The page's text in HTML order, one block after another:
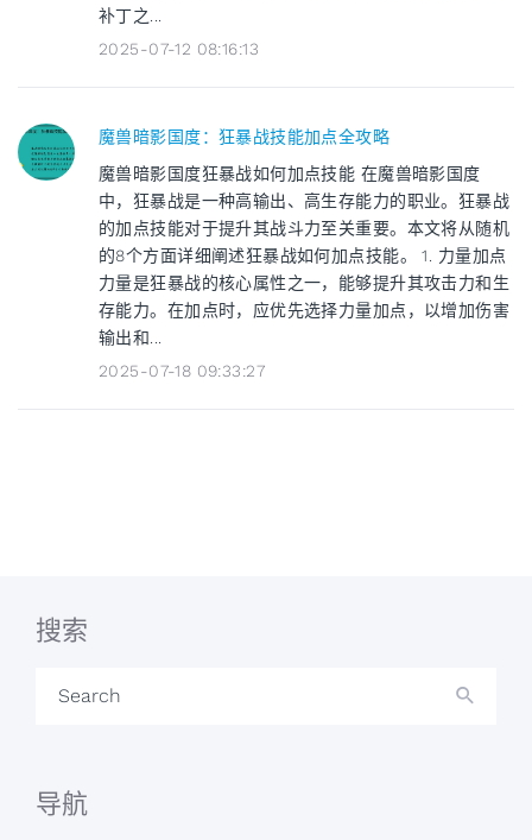
补丁之...
2025-07-12 08:16:13
魔兽暗影国度：狂暴战技能加点全攻略
魔兽暗影国度狂暴战如何加点技能 在魔兽暗影国度
中，狂暴战是一种高输出、高生存能力的职业。狂暴战
的加点技能对于提升其战斗力至关重要。本文将从随机
的8个方面详细阐述狂暴战如何加点技能。 1. 力量加点
力量是狂暴战的核心属性之一，能够提升其攻击力和生
存能力。在加点时，应优先选择力量加点，以增加伤害
输出和...
2025-07-18 09:33:27
搜索
Search
导航